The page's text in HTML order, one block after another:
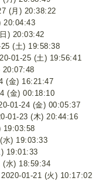
(月) 20:38:22
20:04:43
) 20:03:42
(土) 19:58:38
01-25 (土) 19:56:41
(金) 16:21:47
(金) 00:18:10
01-24 (金) 00:05:37
01-23 (木) 20:44:16
19:03:58
水) 19:03:33
19:01:33
水) 18:59:34
01-21 (火) 10:17:02